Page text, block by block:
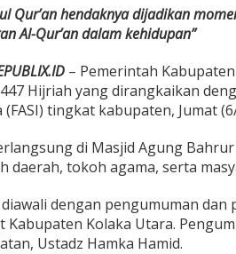
Qur’an hendaknya dijadikan
Al-Qur’an dalam kehidupan”
– Pemerintah
Hijriah yang dirangkaikan
tingkat kabupaten, Jumat
di Masjid Agung
daerah, tokoh agama, serta
dengan pengumuman
Kabupaten Kolaka Utara.
Ustadz Hamka Hamid.